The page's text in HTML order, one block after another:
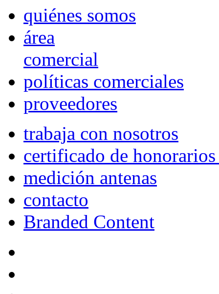
quiénes somos
área
comercial
políticas comerciales
proveedores
trabaja con nosotros
certificado de
medición antenas
contacto
Branded Content